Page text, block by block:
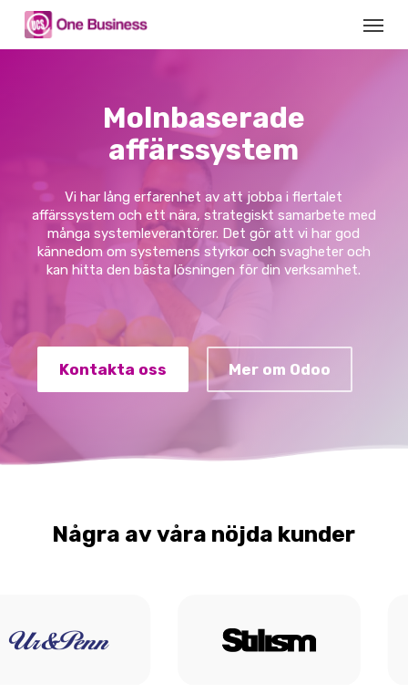
Menu
Molnbaserade
affärssystem
Vi har lång erfarenhet av att jobba i flertalet
affärssystem och ett nära, strategiskt samarbete med
många systemleverantörer. Det gör att vi har god
kännedom om systemens styrkor och svagheter och
kan hitta den bästa lösningen för din verksamhet.
Kontakta oss Mer om Odoo
Några avvåra nöjda kunder